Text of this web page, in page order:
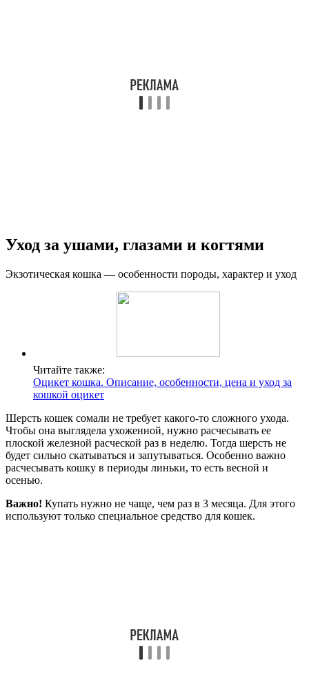
Уход за ушами, глазами и когтями
Экзотическая кошка — особенности породы, характер и уход
Читайте также:
Оцикет кошка. Описание, особенности, цена и уход за
кошкой оцикет
Шерсть кошек сомали не требует какого-то сложного ухода.
Чтобы она выглядела ухоженной, нужно расчесывать ее
плоской железной расческой раз в неделю. Тогда шерсть не
будет сильно скатываться и запутываться. Особенно важно
расчесывать кошку в периоды линьки, то есть весной и
осенью.
Важно! Купать нужно не чаще, чем раз в 3 месяца. Для этого
используют только специальное средство для кошек.